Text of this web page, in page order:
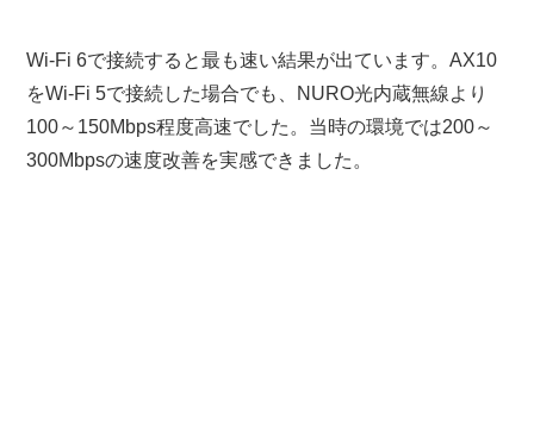
Wi-Fi 6で接続すると最も速い結果が出ています。AX10
をWi-Fi 5で接続した場合でも、NURO光内蔵無線より
100～150Mbps程度高速でした。当時の環境では200～
300Mbpsの速度改善を実感できました。